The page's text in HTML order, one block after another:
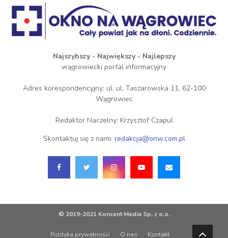
Najszybszy - Największy - Najlepszy
wągrowiecki portal informacyjny
Adres korespondencyjny: ul. ul. Taszarowska 11, 62-100
Wągrowiec
Redaktor Naczelny: Krzysztof Czapul
Skontaktuj się z nami: redakcja@onw.com.pl
© 2019-2021 Koncent Media Sp. z o.o.
Polityka prywatności O nas Kontakt